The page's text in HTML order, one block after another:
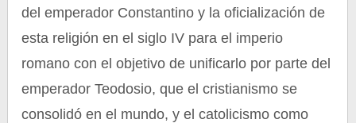
del emperador Constantino y la oficialización de
esta religión en el siglo IV para el imperio
romano con el objetivo de unificarlo por parte del
emperador Teodosio, que el cristianismo se
consolidó en el mundo, y el catolicismo como